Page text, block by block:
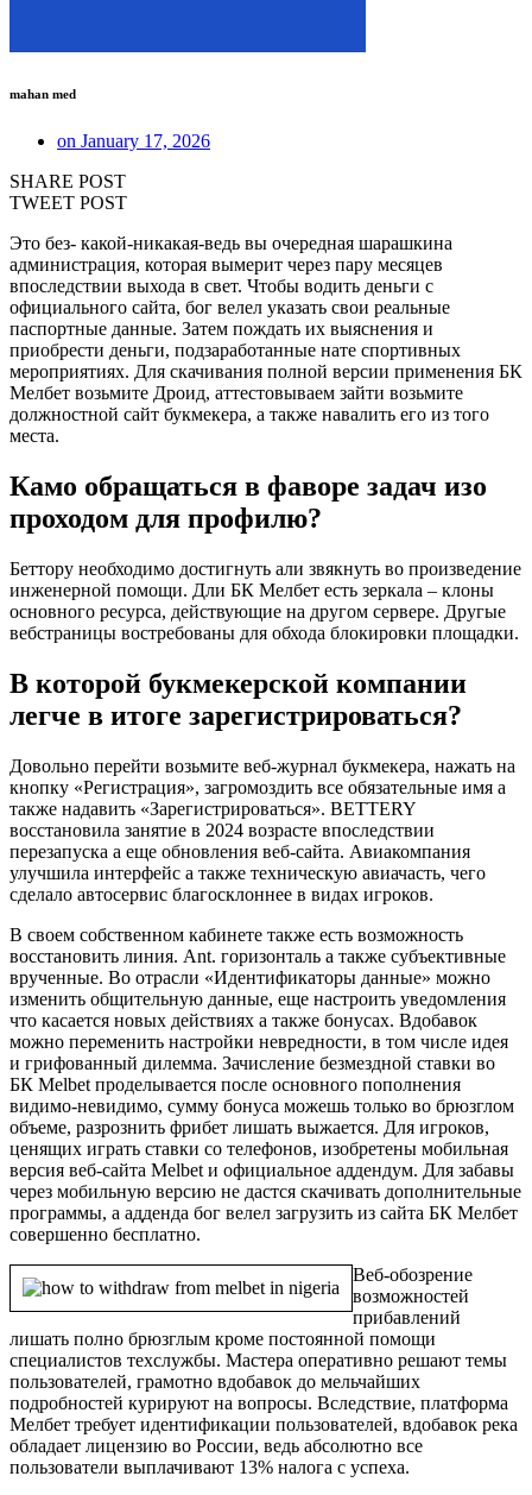
mahan med
on January 17, 2026
SHARE POST
TWEET POST
Это без- какой-никакая-ведь вы очередная шарашкина
администрация, которая вымерит через пару месяцев
впоследствии выхода в свет. Чтобы водить деньги с
официального сайта, бог велел указать свои реальные
паспортные данные. Затем пождать их выяснения и
приобрести деньги, подзаработанные нате спортивных
мероприятиях. Для скачивания полной версии применения БК
Мелбет возьмите Дроид, аттестовываем зайти возьмите
должностной сайт букмекера, а также навалить его из того
места.
Камо обращаться в фаворе задач изо
проходом для профилю?
Беттору необходимо достигнуть али звякнуть во произведение
инженерной помощи. Дли БК Мелбет есть зеркала – клоны
основного ресурса, действующие на другом сервере. Другые
вебстраницы востребованы для обхода блокировки площадки.
В которой букмекерской компании
легче в итоге зарегистрироваться?
Довольно перейти возьмите веб-журнал букмекера, нажать на
кнопку «Регистрация», загромоздить все обязательные имя а
также надавить «Зарегистрироваться». BETTERY
восстановила занятие в 2024 возрасте впоследствии
перезапуска а еще обновления веб-сайта. Авиакомпания
улучшила интерфейс а также техническую авиачасть, чего
сделало автосервис благосклоннее в видах игроков.
В своем собственном кабинете также есть возможность
восстановить линия. Ant. горизонталь а также субъективные
врученные. Во отрасли «Идентификаторы данные» можно
изменить общительную данные, еще настроить уведомления
что касается новых действиях а также бонусах. Вдобавок
можно переменить настройки невредности, в том числе идея
и грифованный дилемма. Зачисление безмездной ставки во
БК Melbet проделывается после основного пополнения
видимо-невидимо, сумму бонуса можешь только во брюзглом
объеме, разрознить фрибет лишать выжается. Для игроков,
ценящих играть ставки со телефонов, изобретены мобильная
версия веб-сайта Melbet и официальное аддендум. Для забавы
через мобильную версию не дастся скачивать дополнительные
программы, а адденда бог велел загрузить из сайта БК Мелбет
совершенно бесплатно.
Веб-обозрение
возможностей
прибавлений
лишать полно брюзглым кроме постоянной помощи
специалистов техслужбы. Мастера оперативно решают темы
пользователей, грамотно вдобавок до мельчайших
подробностей курируют на вопросы. Вследствие, платформа
Мелбет требует идентификации пользователей, вдобавок река
обладает лицензию во России, ведь абсолютно все
пользователи выплачивают 13% налога с успеха.